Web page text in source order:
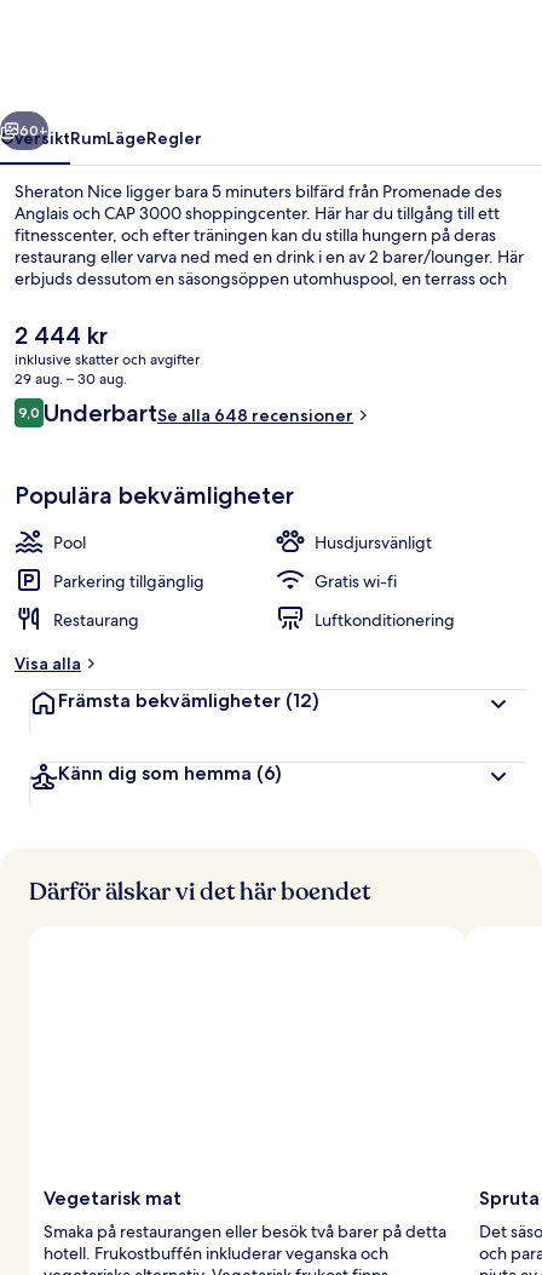
Nästa
60+
ÖversiktRumLägeRegler
Sheraton Nice ligger bara 5 minuters bilfärd från Promenade des
Anglais och CAP 3000 shoppingcenter. Här har du tillgång till ett
fitnesscenter, och efter träningen kan du stilla hungern på deras
restaurang eller varva ned med en drink i en av 2 barer/lounger. Här
erbjuds dessutom en säsongsöppen utomhuspool, en terrass och
personalen och baren. Boendet ligger bara en kort promenad från
kollektivtrafik. Till Grand Arenas South spårvagnshållplats tar det 4
minuter att gå och till Airport Terminal 1 spårvagnshållplats är det 5
minuter.
Det
nuvarande
priset
är
2 444 kr
2 444 kr
inklusive skatter och avgifter
29 aug. – 30 aug.
Recensioner
9,09,0 av 10,
UnderbartSe alla 648 recensioner
Populära bekvämligheter
Pool
Husdjursvänligt
Parkering tillgänglig
Gratis wi-fi
Restaurang
Luftkonditionering
Visa alla
Främsta bekvämligheter (12)
Känn dig som hemma (6)
Därför älskar vi det här boendet
Vegetarisk mat
Smaka på restaurangen eller besök två barer på detta
hotell. Frukostbuffén inkluderar veganska och
Det
och